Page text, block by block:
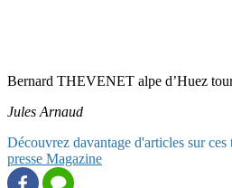
Bernard THEVENET alpe d’Huez
Jules Arnaud
Découvrez davantage d'articles sur ces
presse Magazine